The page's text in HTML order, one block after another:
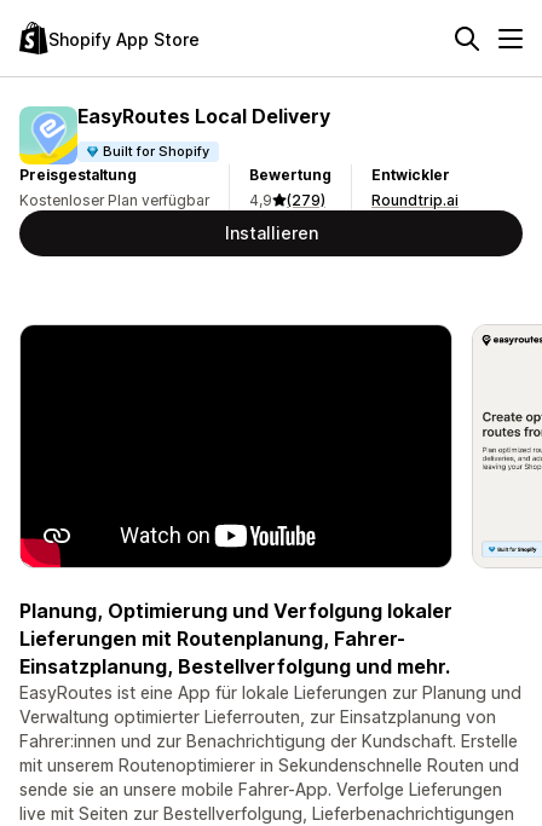
Shopify App Store
EasyRoutes Local Delivery
Built for Shopify
Preisgestaltung
Kostenloser Plan verfügbar
Bewertung
4,9
(279)
Entwickler
Roundtrip.ai
Installieren
Planung, Optimierung und Verfolgung lokaler
Lieferungen mit Routenplanung, Fahrer-
Einsatzplanung, Bestellverfolgung und mehr.
EasyRoutes ist eine App für lokale Lieferungen zur Planung und
Verwaltung optimierter Lieferrouten, zur Einsatzplanung von
Fahrer:innen und zur Benachrichtigung der Kundschaft. Erstelle
mit unserem Routenoptimierer in Sekundenschnelle Routen und
sende sie an unsere mobile Fahrer-App. Verfolge Lieferungen
live mit Seiten zur Bestellverfolgung, Lieferbenachrichtigungen